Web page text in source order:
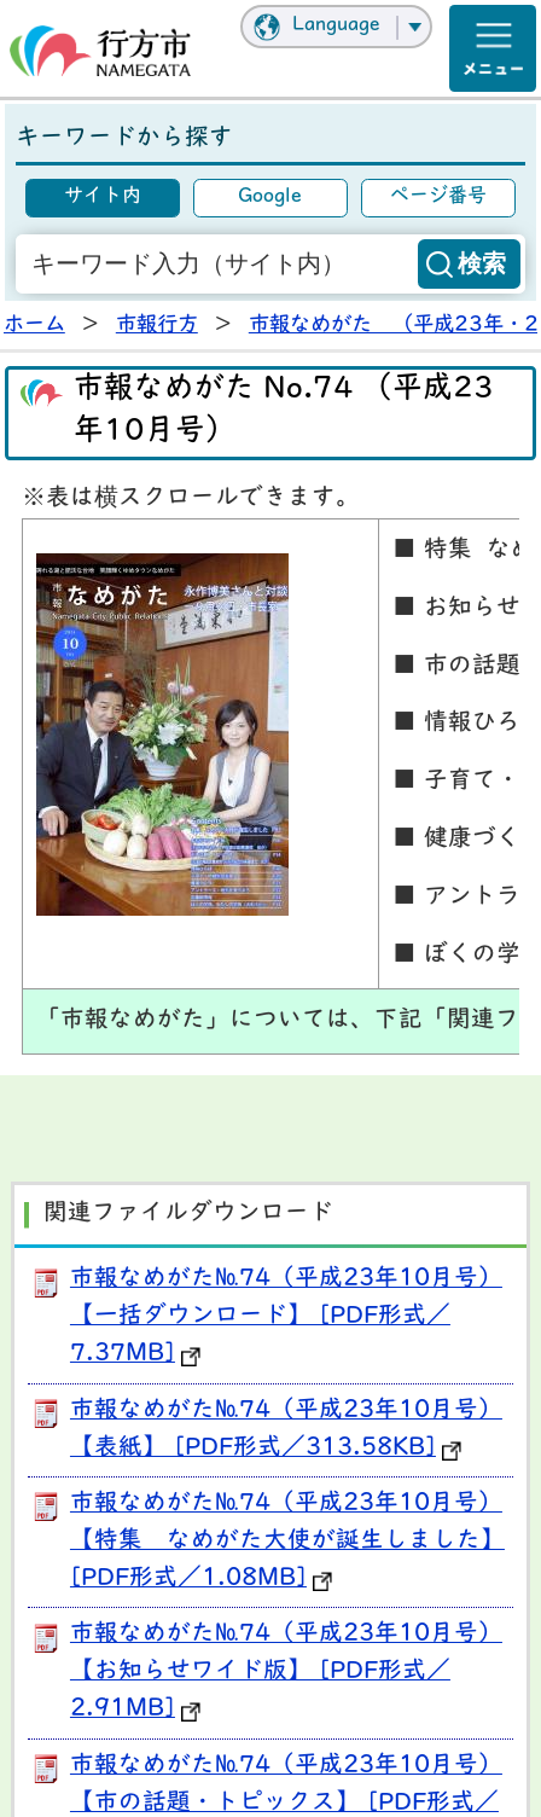
Language
キーワードから探す
サイト内 Google ページ番号
ホーム > 市報行方 > 市報なめがた （平成23年・
市報なめがた No.74 （平成23
年10月号）
※表は横スクロールできます。
■ 特集 なめ
■ お知らせ
■ 市の話題
■ 情報ひろ
■ 子育て・
■ 健康づく
■ アントラ
■ ぼくの学
「市報なめがた」については、下記「関連
関連ファイルダウンロード
市報なめがた№74（平成23年10月号）
【一括ダウンロード】 [PDF形式／
7.37MB]
市報なめがた№74（平成23年10月号）
【表紙】 [PDF形式／313.58KB]
市報なめがた№74（平成23年10月号）
【特集 なめがた大使が誕生しました】
[PDF形式／1.08MB]
市報なめがた№74（平成23年10月号）
【お知らせワイド版】 [PDF形式／
2.91MB]
市報なめがた№74（平成23年10月号）
【市の話題・トピックス】 [PDF形式／